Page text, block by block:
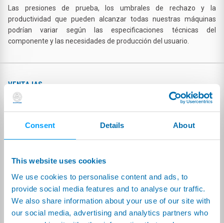
Consent Details About
This website uses cookies
We use cookies to personalise content and ads, to
provide social media features and to analyse our traffic.
We also share information about your use of our site with
our social media, advertising and analytics partners who
Las presiones de prueba, los umbrales de rechazo y la
productividad que pueden alcanzar todas nuestras máquinas
podrían variar según las especificaciones técnicas del
componente y las necesidades de producción del usuario.
VENTAJAS
Evaluación de la calidad del producto, estabilidad y rendimiento
de rechazo y maximización de la salida.
Certeza de que las pilas se producen de acuerdo con las
Indicación de cuándo comenzar a solucionar problemas para
reducir las tasas de falla.
Experiencia adquirida en un nuevo segmento de mercado
significativamente creciente para apoyar a otros clientes en el
desarrollo de proyectos similares.